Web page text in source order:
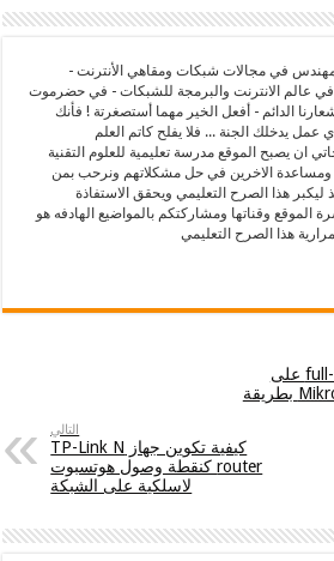
في مجالات شبكات ومقاهي الأنترنت -
عالم الانترنت والبرمجة للشبكات - في حضرموت
شعارنا الدائم - أفعل الخير مهما أستصغرتة ! فأنك
عمل يدخلك الجنة ... فلا يفلح كاتم العلم
ان يصبح الموقع مدرسة تعليمية للعلوم التقنية
ومساعدة الاخرين في حل مشكلاتهم ونرحب بمن
ليكبر هذا الصرح التعليمي ويحقق الاستفاذة
الموقع وقناتها ومشاركتكم بالمواضيع الهادفه هو
هذا الصرح التعليمي
شرح كيفية إعداد full-NAT على
سيرفر Mikrotik RouterOS بطريقة
التالي
كيفية تكوين جهاز TP-Link N
router كنقطة وصول هوتسبوت
لاسلكية على الشبكة